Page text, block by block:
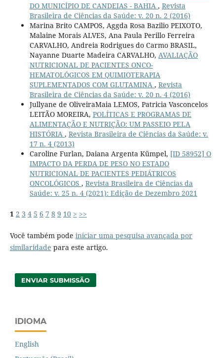
DO MUNICÍPIO DE CANDEIAS - BAHIA , Revista
Brasileira de Ciências da Saúde: v. 20 n. 2 (2016)
Marina Brito CAMPOS, Aggda Rosa Bazilio PEIXOTO,
Malaine Morais ALVES, Ana Paula Perillo Ferreira
CARVALHO, Andreia Rodrigues do Carmo BRASIL,
Nayanne Duarte Madeira CARVALHO, AVALIAÇÃO
NUTRICIONAL DE PACIENTES ONCO-
HEMATOLÓGICOS EM QUIMIOTERAPIA
SUPLEMENTADOS COM GLUTAMINA , Revista
Brasileira de Ciências da Saúde: v. 20 n. 4 (2016)
Jullyane de OliveiraMaia LEMOS, Patricia Vasconcelos
LEITÃO MOREIRA, POLÍTICAS E PROGRAMAS DE
ALIMENTAÇÃO E NUTRIÇÃO: UM PASSEIO PELA
HISTÓRIA , Revista Brasileira de Ciências da Saúde: v.
17 n. 4 (2013)
Caroline Furlan, Daiana Argenta Kümpel, [ID 58952] O
IMPACTO DA PERDA DE PESO NO ESTADO
NUTRICIONAL DE PACIENTES PEDIÁTRICOS
ONCOLÓGICOS , Revista Brasileira de Ciências da
Saúde: v. 25 n. 4 (2021): Edição de Dezembro 2021
1 2 3 4 5 6 7 8 9 10 > >>
Você também pode iniciar uma pesquisa avançada por
similaridade para este artigo.
ENVIAR SUBMISSÃO
IDIOMA
English